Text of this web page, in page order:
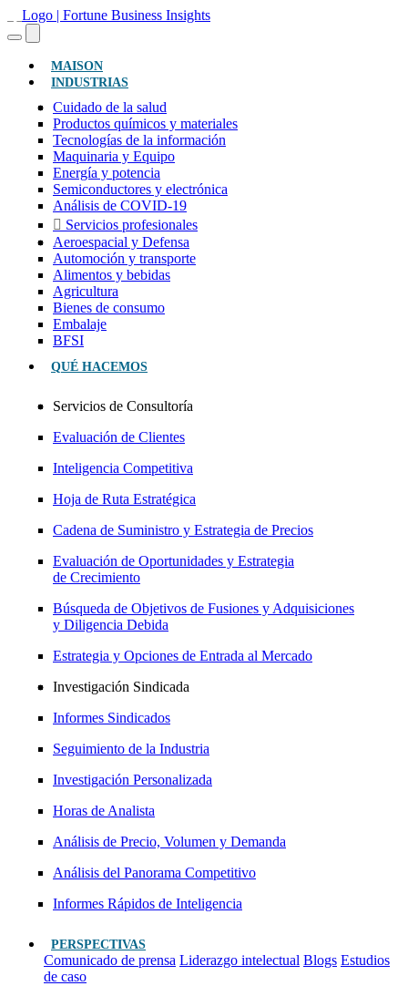
MAISON(ACTUAL)
INDUSTRIAS
Cuidado de la salud
Productos químicos y materiales
Tecnologías de la información
Maquinaria y Equipo
Energía y potencia
Semiconductores y electrónica
Análisis de COVID-19
Servicios profesionales
Aeroespacial y Defensa
Automoción y transporte
Alimentos y bebidas
Agricultura
Bienes de consumo
Embalaje
BFSI
QUÉ HACEMOS
Servicios de Consultoría
Evaluación de Clientes
Inteligencia Competitiva
Hoja de Ruta Estratégica
Cadena de Suministro y Estrategia de Precios
Evaluación de Oportunidades y Estrategia
de Crecimiento
Búsqueda de Objetivos de Fusiones y Adquisiciones
y Diligencia Debida
Estrategia y Opciones de Entrada al Mercado
Investigación Sindicada
Informes Sindicados
Seguimiento de la Industria
Investigación Personalizada
Horas de Analista
Análisis de Precio, Volumen y Demanda
Análisis del Panorama Competitivo
Informes Rápidos de Inteligencia
PERSPECTIVAS
Comunicado de prensa Liderazgo intelectual Blogs Estudios
de caso